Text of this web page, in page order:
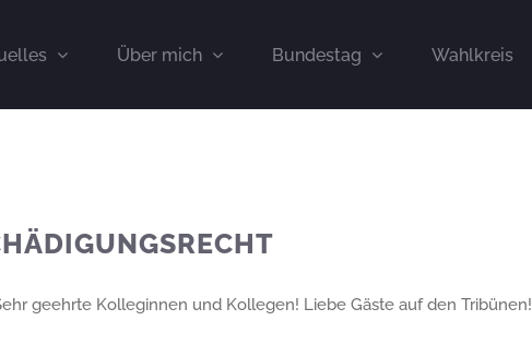
Über mich Bundestag Wahlkreis
geehrte Kolleginnen und Kollegen! Liebe Gäste auf den Tribünen!